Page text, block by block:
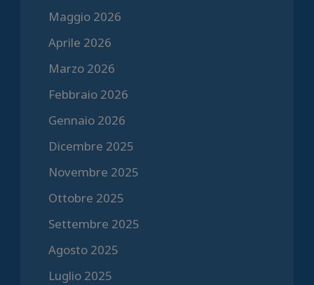
Maggio 2026
Aprile 2026
Marzo 2026
Febbraio 2026
Gennaio 2026
Dicembre 2025
Novembre 2025
Ottobre 2025
Settembre 2025
Agosto 2025
Luglio 2025